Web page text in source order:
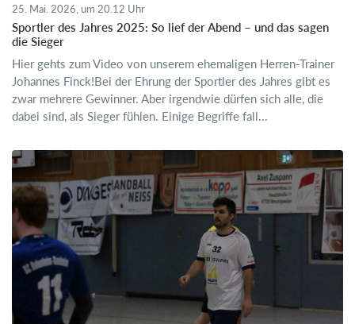
25. Mai. 2026, um 20.12 Uhr
Sportler des Jahres 2025: So lief der Abend – und das sagen
die Sieger
Hier gehts zum Video von unserem ehemaligen Herren-Trainer
Johannes Finck!Bei der Ehrung der Sportler des Jahres gibt es
zwar mehrere Gewinner. Aber irgendwie dürfen sich alle, die
dabei sind, als Sieger fühlen. Einige Begriffe fall...